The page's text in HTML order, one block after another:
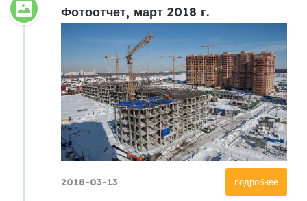
Фотоотчет, март 2018 г.
подробнее
2018-03-13